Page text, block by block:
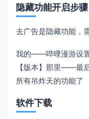
隐藏功能开启步骤
去广告是隐藏功能，
我的——哔哩漫游设
【版本】那里——最
所有吊炸天的功能了
软件下载